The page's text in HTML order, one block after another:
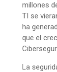
millones
TI se
ha
que el
La